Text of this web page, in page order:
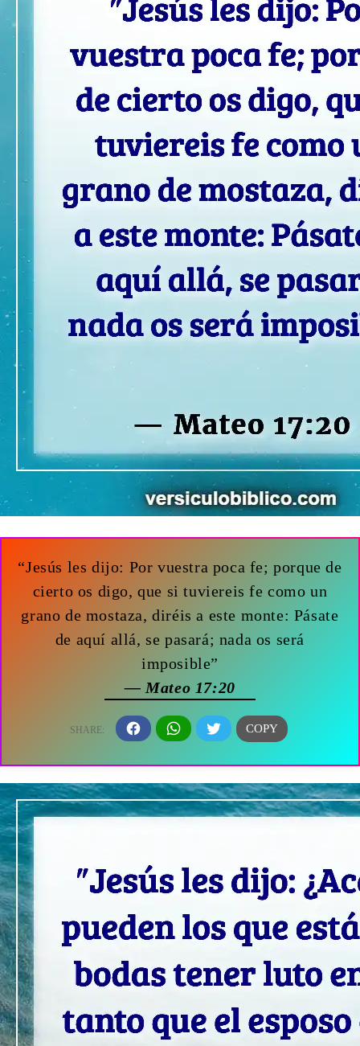
“Jesús les dijo: Por vuestra poca fe; porque de
cierto os digo, que si tuviereis fe como un
grano de mostaza, diréis a este monte: Pásate
de aquí allá, se pasará; nada os será
imposible”
— Mateo 17:20